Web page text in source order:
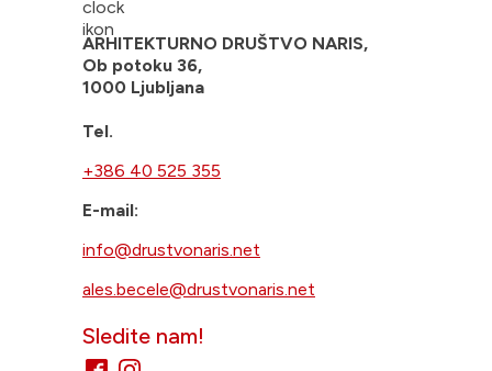
ARHITEKTURNO DRUŠTVO NARIS,
Ob potoku 36,
1000 Ljubljana
Tel.
+386 40 525 355
E-mail:
info@drustvonaris.net
ales.becele@drustvonaris.net
Sledite nam!